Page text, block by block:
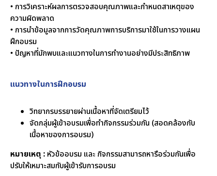
• การวิเคราะห์ผลการตรวจสอบคุณภาพและกำหนดสาเหตุของ
ความผิดพลาด
• การนำข้อมูลจากการวัดคุณภาพการบริการมาใช้ในการวางแผน
ฝึกอบรม
• ปัญหาที่มักพบและแนวทางในการทำงานอย่างมีประสิทธิภาพ
แนวทางในการฝึกอบรม
วิทยากรบรรยายผ่านเนื้อหาที่จัดเตรียมไว้
จัดกลุ่มผู้เข้าอบรมเพื่อทำกิจกรรมร่วมกัน (สอดคล้องกับ
เนื้อหาของการอบรม)
หมายเหตุ : หัวข้ออบรม และ กิจกรรมสามารถหารือร่วมกันเพื่อ
ปรับให้เหมาะสมกับผู้เข้ารับการอบรม